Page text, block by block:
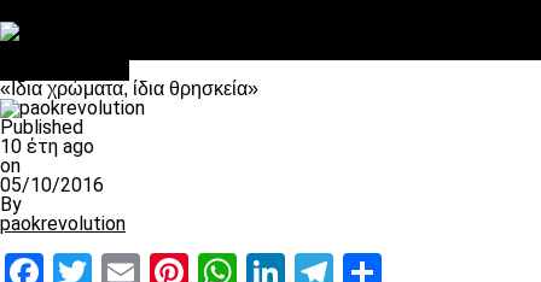
«Ιδια χρώματα, ίδια θρησκεία»
Published
10 έτη ago
on
05/10/2016
By
paokrevolution
Facebook
Twitter
EmailPinterest
WhatsApp
LinkedIn
Telegram